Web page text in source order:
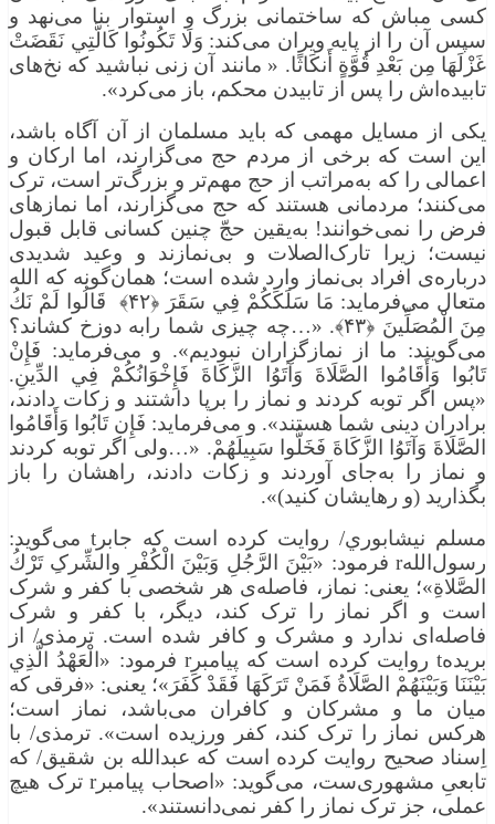
کسی مباش که ساختمانی بزرگ و استوار بنا می‌نهد و
سپس آن را از پایه ویران می‌کند: وَلَا تَكُونُوا كَالَّتِي نَقَضَتْ
غَزْلَهَا مِن بَعْدِ قُوَّةٍ أَنكَاثًا. « مانند آن زنی نباشید که نخ‌های
تابیده‌اش را پس از تابیدن محکم، باز می‌کرد».
یکی از مسایل مهمی که باید مسلمان از آن آگاه باشد،
این است که برخی از مردم حج می‌گزارند، اما ارکان و
اعمالی را که به‌مراتب از حج مهم‌تر و بزرگ‌تر است، ترک
می‌کنند؛ مردمانی هستند که حج می‌گزارند، اما نمازهای
فرض را نمی‌خوانند! به‌یقین حجّ چنین کسانی قابل قبول
نیست؛ زیرا تارک‌الصلات و بی‌نمازند و وعید شدیدی
درباره‌ی افراد بی‌نماز وارد شده است؛ همان‌گونه که الله
متعال می‌فرماید: مَا سَلَكَكُمْ فِي سَقَرَ ﴿۴۲﴾ قَالُوا لَمْ نَكُ
مِنَ الْمُصَلِّينَ ﴿۴۳﴾. «…چه چیزی شما رابه دوزخ کشاند؟
می‌گویند: ما از نمازگزاران نبودیم». و می‌فرماید: فَإِنْ
تَابُوا وَأَقَامُوا الصَّلَاةَ وَآتَوُا الزَّكَاةَ فَإِخْوَانُكُمْ فِي الدِّينِ.
«پس اگر توبه کردند و نماز را برپا داشتند و زکات دادند،
برادران دینی شما هستند». و می‌فرماید: فَإِن تَابُوا وَأَقَامُوا
الصَّلَاةَ وَآتَوُا الزَّكَاةَ فَخَلُّوا سَبِيلَهُمْ. «…ولی اگر توبه کردند
و نماز را به‌جای آوردند و زکات دادند، راهشان را باز
بگذارید (و رهایشان کنید)».
مسلم نيشابوري/ روایت کرده است که جابرt می‌گوید:
رسول‌اللهr فرمود: «بَيْنَ الرَّجُلِ وَبَيْنَ الْكُفْرِ والشِّرکِ تَرْكُ
الصَّلاةِ»؛ یعنی: نماز، فاصله‌ی هر شخصی با کفر و شرک
است و اگر نماز را ترک کند، دیگر، با کفر و شرک
فاصله‌ای ندارد و مشرک و کافر شده است. ترمذی/ از
بریدهt روایت کرده است که پیامبرr فرمود: «الْعَهْدُ الَّذِي
بَيْنَنَا وَبَيْنَهُمْ الصَّلَاةُ فَمَنْ تَرَكَهَا فَقَدْ كَفَرَ»؛ یعنی: «فرقی که
میان ما و مشرکان و کافران می‌باشد، نماز است؛
هرکس نماز را ترک کند، کفر ورزیده است». ترمذی/ با
اِسناد صحیح روایت کرده است که عبدالله بن شقیق/ که
تابعیِ مشهوری‌ست، می‌گوید: «اصحاب پیامبرr ترک هیچ
عملی، جز ترک نماز را کفر نمی‌دانستند».